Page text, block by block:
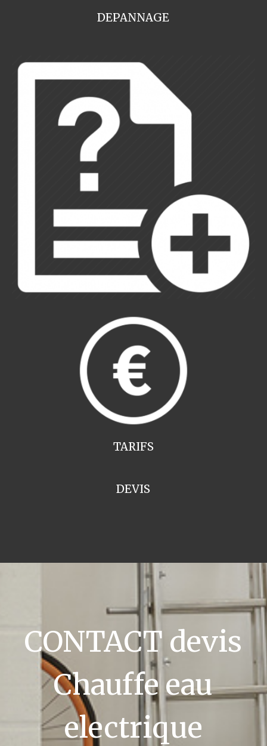
DEPANNAGE
TARIFS
DEVIS
CONTACT devis
Chauffe eau
electrique